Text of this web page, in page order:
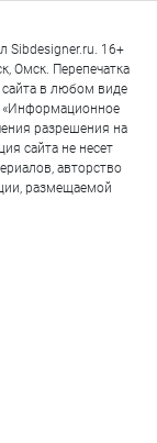
16+
Омск. Перепечатка
сайта в любом виде
«Информационное
разрешения на
сайта не несет
авторство
размещаемой